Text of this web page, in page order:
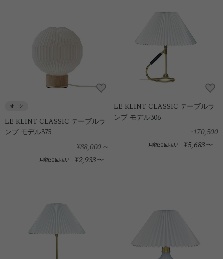
オーク
LE KLINT CLASSIC テーブルラ
ンプ モデル375
¥88,000～
月額30回払い ¥2,933〜
LE KLINT CLASSIC テーブルラ
ンプ モデル306
¥170,500
月額30回払い ¥5,683〜